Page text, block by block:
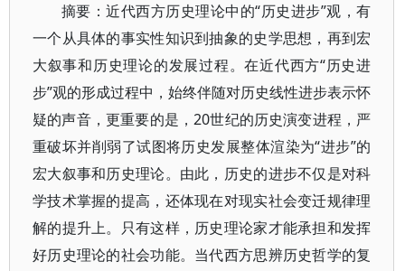
摘要：近代西方历史理论中的“历史进步”观，有
一个从具体的事实性知识到抽象的史学思想，再到宏
大叙事和历史理论的发展过程。在近代西方“历史进
步”观的形成过程中，始终伴随对历史线性进步表示怀
疑的声音，更重要的是，20世纪的历史演变进程，严
重破坏并削弱了试图将历史发展整体渲染为“进步”的
宏大叙事和历史理论。由此，历史的进步不仅是对科
学技术掌握的提高，还体现在对现实社会变迁规律理
解的提升上。只有这样，历史理论家才能承担和发挥
好历史理论的社会功能。当代西方思辨历史哲学的复